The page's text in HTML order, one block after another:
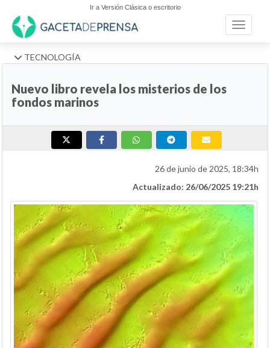
Ir a Versión Clásica o escritorio
Toggle
TECNOLOGÍA
Nuevo libro revela los misterios de los
fondos marinos
26 de junio de 2025, 18:34h
Actualizado: 26/06/2025 19:21h